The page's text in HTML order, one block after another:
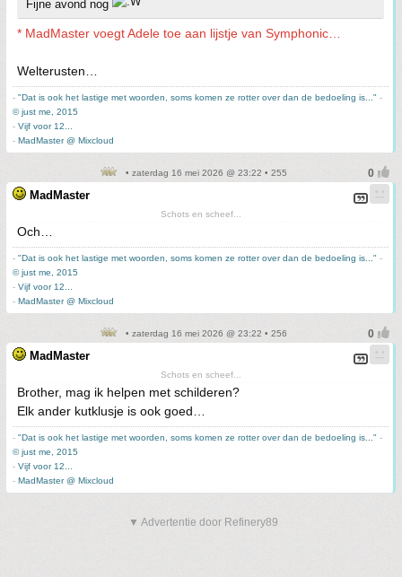
Fijne avond nog
* MadMaster voegt Adele toe aan lijstje van Symphonic…
Welterusten…
- "Dat is ook het lastige met woorden, soms komen ze rotter over dan de bedoeling is..." -
© just me, 2015
- Vijf voor 12...
- MadMaster @ Mixcloud
• zaterdag 16 mei 2026 @ 23:22 • 255
MadMaster
Schots en scheef...
Och…
- "Dat is ook het lastige met woorden, soms komen ze rotter over dan de bedoeling is..." -
© just me, 2015
- Vijf voor 12...
- MadMaster @ Mixcloud
• zaterdag 16 mei 2026 @ 23:22 • 256
MadMaster
Schots en scheef...
Brother, mag ik helpen met schilderen?
Elk ander kutklusje is ook goed…
- "Dat is ook het lastige met woorden, soms komen ze rotter over dan de bedoeling is..." -
© just me, 2015
- Vijf voor 12...
- MadMaster @ Mixcloud
▼ Advertentie door Refinery89